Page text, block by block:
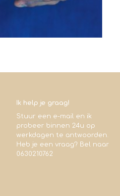
Ik help je graag!
Stuur een e-mail en ik
probeer binnen 24u op
werkdagen te antwoorden.
Heb je een vraag? Bel naar
0630210762